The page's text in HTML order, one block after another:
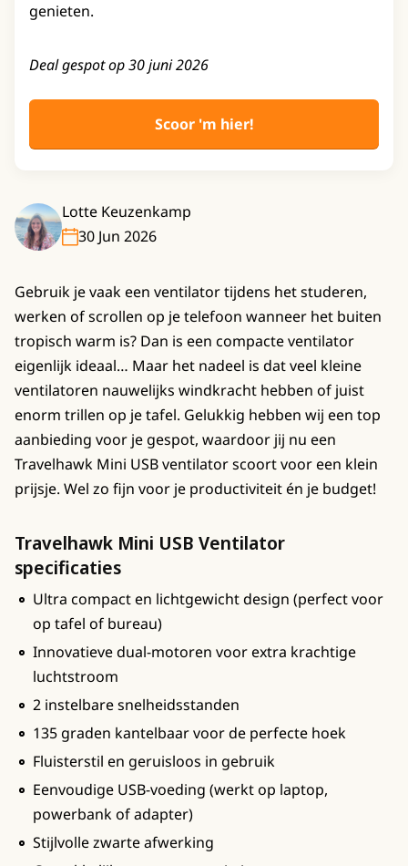
genieten.
Deal gespot op 30 juni 2026
Scoor 'm hier!
Lotte Keuzenkamp
30 Jun 2026
Gebruik je vaak een ventilator tijdens het studeren,
werken of scrollen op je telefoon wanneer het buiten
tropisch warm is? Dan is een compacte ventilator
eigenlijk ideaal… Maar het nadeel is dat veel kleine
ventilatoren nauwelijks windkracht hebben of juist
enorm trillen op je tafel. Gelukkig hebben wij een top
aanbieding voor je gespot, waardoor jij nu een
Travelhawk Mini USB ventilator scoort voor een klein
prijsje. Wel zo fijn voor je productiviteit én je budget!
Travelhawk Mini USB Ventilator
specificaties
Ultra compact en lichtgewicht design (perfect voor
op tafel of bureau)
Innovatieve dual-motoren voor extra krachtige
luchtstroom
2 instelbare snelheidsstanden
135 graden kantelbaar voor de perfecte hoek
Fluisterstil en geruisloos in gebruik
Eenvoudige USB-voeding (werkt op laptop,
powerbank of adapter)
Stijlvolle zwarte afwerking